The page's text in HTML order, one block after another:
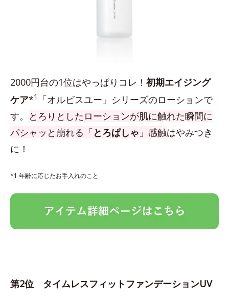
2000円台の1位はやっぱりコレ！ 初期エイジング
ケア*1
「オルビスユー」シリーズのローションで
す。
とろりとしたローションが肌に触れた瞬間に
パシャッと崩れる「とろぱしゃ 」感触はやみつき
に！
*1 年齢に応じたお手入れのこと
第2位 タイムレスフィットファンデーションUV